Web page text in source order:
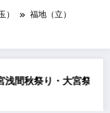
福地（立）
祭り・大宮祭りばや